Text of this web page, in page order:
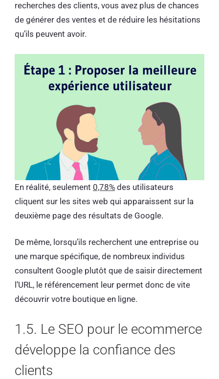
recherches des clients, vous avez plus de chances
de générer des ventes et de réduire les hésitations
qu’ils peuvent avoir.
En réalité, seulement 0,78% des utilisateurs
cliquent sur les sites web qui apparaissent sur la
deuxième page des résultats de Google.
De même, lorsqu’ils recherchent une entreprise ou
une marque spécifique, de nombreux individus
consultent Google plutôt que de saisir directement
l’URL, le référencement leur permet donc de vite
découvrir votre boutique en ligne.
1.5. Le SEO pour le ecommerce
développe la confiance des
clients